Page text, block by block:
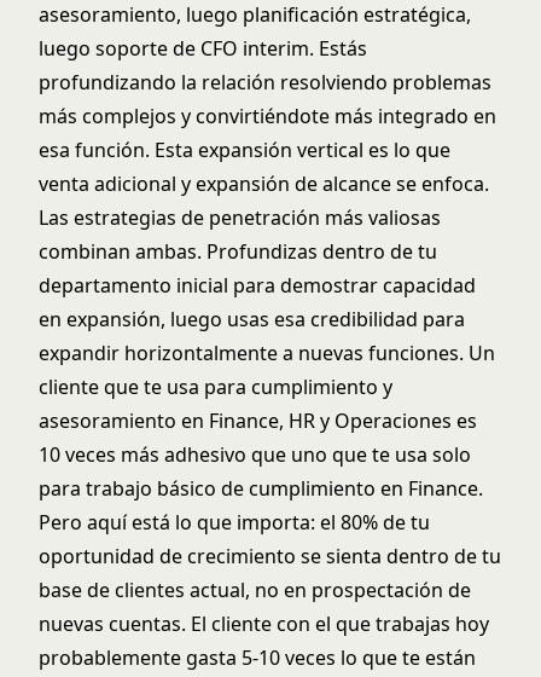
asesoramiento, luego planificación estratégica,
luego soporte de CFO interim. Estás
profundizando la relación resolviendo problemas
más complejos y convirtiéndote más integrado en
esa función. Esta expansión vertical es lo que
venta adicional y expansión de alcancese enfoca.
Las estrategias de penetración más valiosas
combinan ambas. Profundizas dentro de tu
departamento inicial para demostrar capacidad
en expansión, luego usas esa credibilidad para
expandir horizontalmente a nuevas funciones. Un
cliente que te usa para cumplimiento y
asesoramiento en Finance, HR y Operaciones es
10 veces más adhesivo que uno que te usa solo
para trabajo básico de cumplimiento en Finance.
Pero aquí está lo que importa: el 80% de tu
oportunidad de crecimiento se sienta dentro de tu
base de clientes actual, no en prospectación de
nuevas cuentas. El cliente con el que trabajas hoy
probablemente gasta 5-10 veces lo que te están